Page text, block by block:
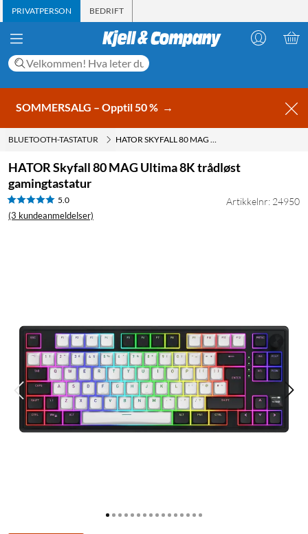
PRIVATPERSON BEDRIFT
SOMMERSALG – Opptil 50 % →
BLUETOOTH-TASTATUR HATOR SKYFALL 80 MAG ULTIMA 8K TRÅDLØST GAMINGTASTATUR
HATOR Skyfall 80 MAG Ultima 8K trådløst
gamingtastatur
5.0
(3 kundeanmeldelser)
Artikkelnr: 24950